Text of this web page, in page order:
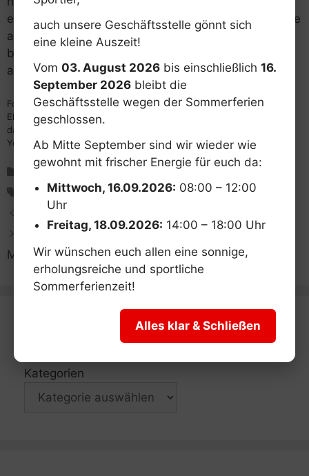
ebenso, dass Noah Shafik nahtlos an frühere Erfolge
anknüpfen konnte. Das lässt uns für die
bevorstehenden südbayerischen Meisterschaften
auf erfolgreiche Vergleiche hoffen.“
Foto von links nach rechts: Adelina Hubner, Paul Leo Steurer,
Elisaveta Orel,
dahinter: Abteilungsleiter Dieter Zimmermann, Noah Shafik,
Yevhenii Vosshchan, Betreuer Steven Oslath
Kategorien
Judo
Schlagwörter
Judo
Fechten. Offener Bezirkslehrgang Schwaben
Turnen. 9 Podestplätze auf Allgäuer
Meisterschaft, davon 6 Allgäuer Meisterinnen
Kategorien
auch unsere Geschäftsstelle gönnt sich
eine kleine Auszeit!
Vom 03. August 2026 bis einschließlich 16.
September 2026 bleibt die
Geschäftsstelle wegen der Sommerferien
geschlossen.
Ab Mitte September sind wir wieder wie
gewohnt mit frischer Energie für euch da:
Mittwoch, 16.09.2026: 08:00 – 12:00
Uhr
Freitag, 18.09.2026: 14:00 – 18:00 Uhr
Wir wünschen euch allen eine sonnige,
erholungsreiche und sportliche
Sommerferienzeit!
Alles klar & Schließen